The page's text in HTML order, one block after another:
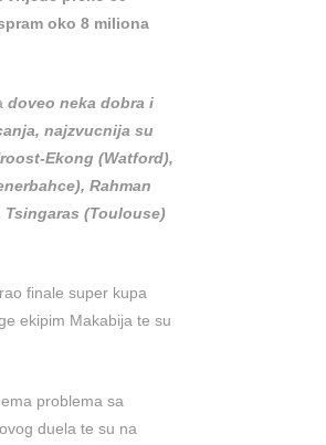
oko 8 miliona
doveo neka dobra i
najzvucnija su
Ekong (Watford),
Rahman
Tsingaras (Toulouse)
finale super kupa
ekipim Makabija te su
problema sa
duela te su na